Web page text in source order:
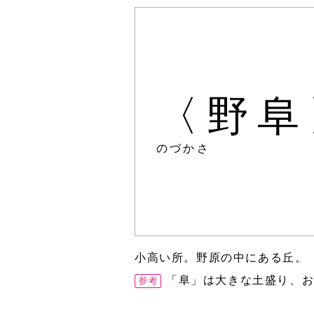
〈野阜
のづかさ
小高い所。野原の中にある丘。
「阜」は大きな土盛り、